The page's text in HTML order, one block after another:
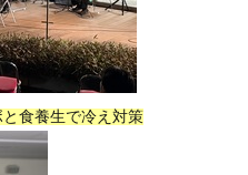
食養生で冷え対策